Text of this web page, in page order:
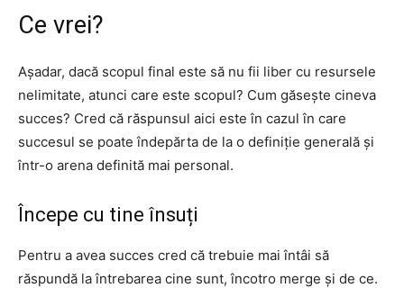
Ce vrei?
Așadar, dacă scopul final este să nu fii liber cu resursele
nelimitate, atunci care este scopul? Cum găsește cineva
succes? Cred că răspunsul aici este în cazul în care
succesul se poate îndepărta de la o definiție generală și
într-o arena definită mai personal.
Începe cu tine însuți
Pentru a avea succes cred că trebuie mai întâi să
răspundă la întrebarea cine sunt, încotro merge și de ce.